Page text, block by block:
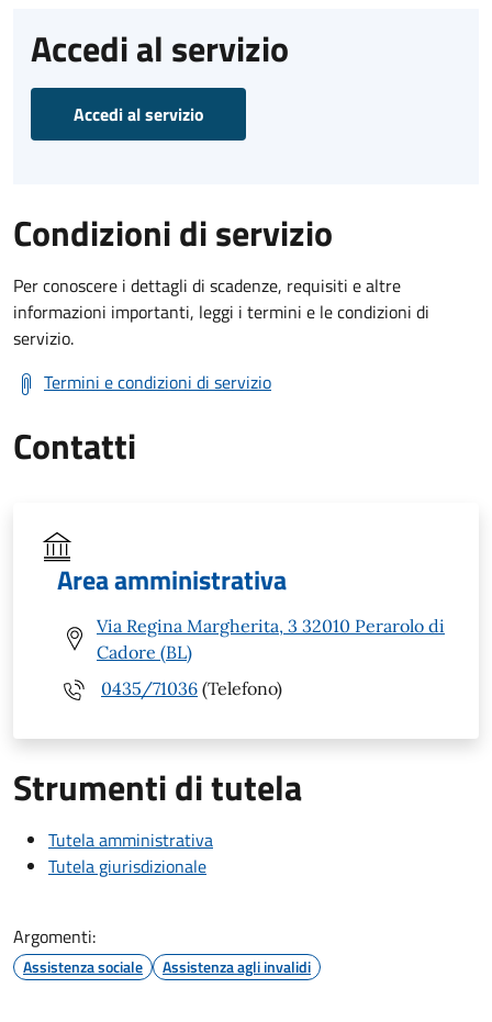
Accedi al servizio
Accedi al servizio
Condizioni di servizio
Per conoscere i dettagli di scadenze, requisiti e altre
informazioni importanti, leggi i termini e le condizioni di
servizio.
Termini e condizioni di servizio
Contatti
Area amministrativa
Via Regina Margherita, 3 32010 Perarolo di
Cadore (BL)
0435/71036 (Telefono)
Strumenti di tutela
Tutela amministrativa
Tutela giurisdizionale
Argomenti:
Assistenza sociale Assistenza agli invalidi